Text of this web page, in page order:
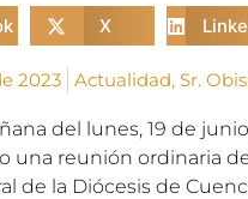
X
2023 Actualidad, Sr.
del lunes, 19 de
una reunión ordinaria
de la Diócesis de